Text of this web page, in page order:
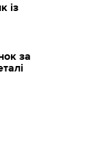
із
за